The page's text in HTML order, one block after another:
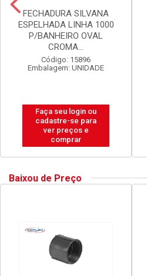
FECHADURA SILVANA
ESPELHADA LINHA 1000
P/BANHEIRO OVAL
CROMA...
Código: 15896
Embalagem: UNIDADE
Faça seu login ou
cadastre-se para
ver preços e
comprar
Baixou de Preço